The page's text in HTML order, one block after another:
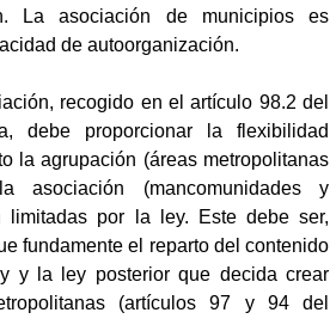
La asociación de municipios es
de autoorganización.
recogido en el artículo 98.2 del
debe proporcionar la flexibilidad
la agrupación (áreas metropolitanas
asociación (mancomunidades y
limitadas por la ley. Este debe ser,
fundamente el reparto del contenido
y la ley posterior que decida crear
(artículos 97 y 94 del